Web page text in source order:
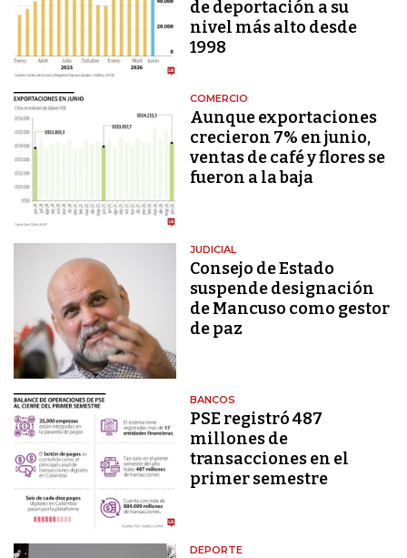
de deportación a su
nivel más alto desde
1998
COMERCIO
Aunque exportaciones
crecieron 7% en junio,
ventas de café y flores se
fueron a la baja
JUDICIAL
Consejo de Estado
suspende designación
de Mancuso como gestor
de paz
BANCOS
PSE registró 487
millones de
transacciones en el
primer semestre
DEPORTE